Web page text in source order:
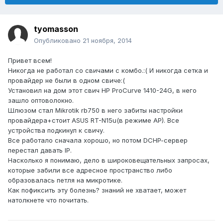
tyomasson
Опубликовано 21 ноября, 2014
Привет всем!
Никогда не работал со свичами с комбо.:( И никогда сетка и
провайдер не были в одном свиче:(
Установил на дом этот свич HP ProCurve 1410-24G, в него
зашло оптоволокно.
Шлюзом стал Mikrotik rb750 в него забиты настройки
провайдера+стоит ASUS RT-N15u(в режиме AP). Все
устройства подкинул к cвичу.
Все работало сначала хорошо, но потом DCHP-cервер
перестал давать IP.
Насколько я понимаю, дело в широковещательных запросах,
которые забили все адресное пространство либо
образовалась петля на микротике.
Как пофиксить эту болезнь? знаний не хватает, может
натолкнете что почитать.